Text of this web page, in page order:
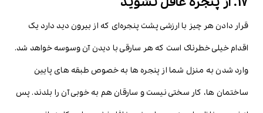
قرار دادن هر چیز با ارزشی پشت پنجره‌ای که از بیرون دید دارد یک
اقدام خیلی خطرناک است که هر سارقی با دیدن آن وسوسه خواهد شد.
وارد شدن به منزل شما از پنجره ها به خصوص طبقه های پایین
ساختمان ها، کار سختی نیست و سارقان هم به خوبی آن را بلدند. پس